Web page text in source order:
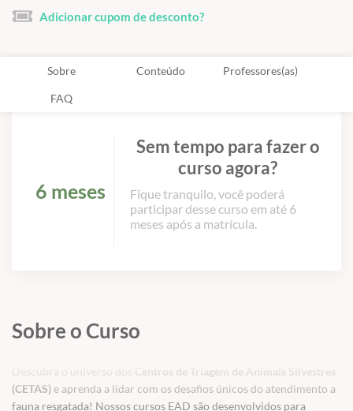
Adicionar cupom de desconto?
Sobre Conteúdo Professores(as)
FAQ
6 meses
Sem tempo para fazer o
curso agora?
Fique tranquilo, você poderá
participar desse curso em até 6
meses após a matrícula.
Sobre o Curso
Descubra o universo dos Centros de Triagem de Animais Silvestres
(CETAS)e aprenda a lidar com os desafios únicos do atendimento a
fauna resgatada! Nossos cursos EAD são desenvolvidos para